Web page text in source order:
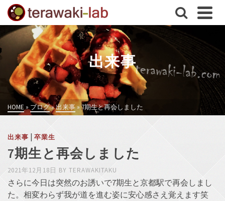
出来事
HOME » ブログ»出来事»7期生と再会しました
出来事 | 卒業生
7期生と再会しました
2021年12月18日 BY TERAWAKITAKU
さらに今日は突然のお誘いで7期生と京都駅で再会しまし
た。相変わらず我が道を進む姿に安心感さえ覚えます笑